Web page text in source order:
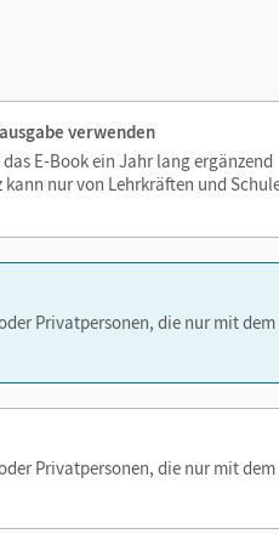
damit Sie und Ihre
und Lernen zeitsparend und
verwenden
E-Book ein Jahr lang ergänzend
nur von Lehrkräften und
Privatpersonen, die nur mit dem
Privatpersonen, die nur mit dem